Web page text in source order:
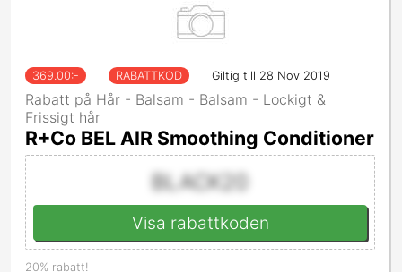
369.00:- RABATTKOD Giltig till 28 Nov 2019
Rabatt på Hår - Balsam - Balsam - Lockigt &
Frissigt hår
R+Co BEL AIR Smoothing Conditioner
BLACK20
Visa rabattkoden
20% rabatt!